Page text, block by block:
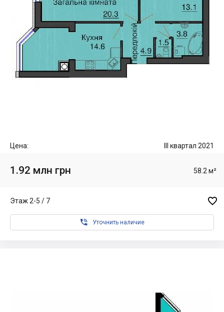
Цена: III квартал 2021
1.92 млн грн 58.2 м²
Этаж 2-5 / 7 
 Уточнить наличие